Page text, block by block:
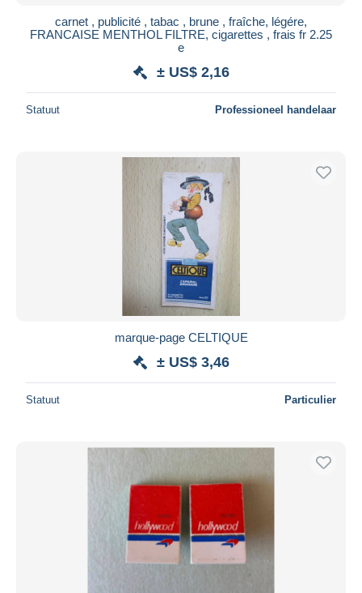
carnet , publicité , tabac , brune , fraîche, légére,
FRANCAISE MENTHOL FILTRE, cigarettes , frais fr 2.25
e
± US$ 2,16
Statuut Professioneel handelaar
marque-page CELTIQUE
± US$ 3,46
Statuut Particulier